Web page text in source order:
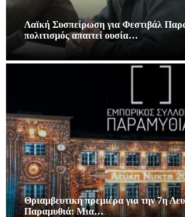
Λαϊκή Συσπείρωση για Φεστιβάλ
πολιτισμός απαιτεί ουσία…
Θριαμβευτική πρεμιέρα για την 7η
Παραμυθιά: Μια…